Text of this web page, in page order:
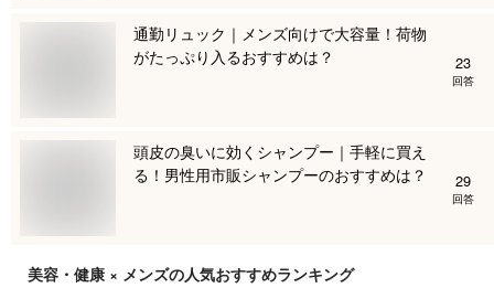
通勤リュック｜メンズ向けで大容量！荷物
がたっぷり入るおすすめは？
23
回答
頭皮の臭いに効くシャンプー｜手軽に買え
る！男性用市販シャンプーのおすすめは？
29
回答
美容・健康 × メンズの人気おすすめランキング